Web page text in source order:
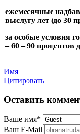
ежемесячные
выслугу лет (до 30
за особые условия
– 60 – 90 процентов
Имя
Цитировать
Оставить
Ваше имя*
Ваш E-Mail